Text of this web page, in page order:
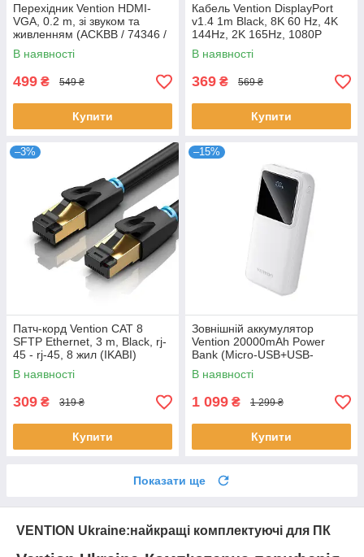
Перехідник Vention HDMI-
VGA, 0.2 m, зі звуком та
живленням (ACKBB / 74346 /
42161)
В наявності
499 ₴ 549 ₴
Купити
Кабель Vention DisplayPort
v1.4 1m Black, 8K 60 Hz, 4K
144Hz, 2K 165Hz, 1080P
240Hz (HCCBF)
В наявності
369 ₴ 569 ₴
Купити
–3%
Патч-корд Vention CAT 8
SFTP Ethernet, 3 m, Black, rj-
45 - rj-45, 8 жил (IKABI)
В наявності
309 ₴ 319 ₴
Купити
–15%
Зовнішній аккумулятор
Vention 20000mAh Power
Bank (Micro-USB+USB-
C+USB-A+USB-A) 22.5W
White LED Display Type
В наявності
1 099 ₴ 1 299 ₴
Купити
Показати ще
VENTION Ukraine:найкращі комплектуючі для ПК